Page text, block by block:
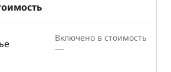
Включено в стоимость
—